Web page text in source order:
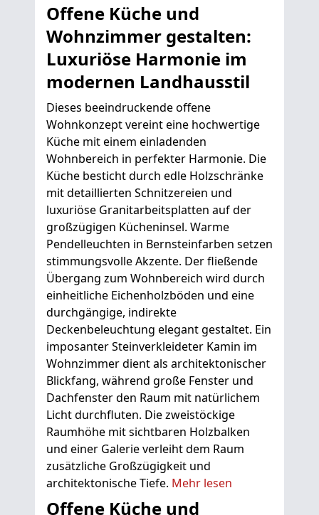
Offene Küche und
Wohnzimmer gestalten:
Luxuriöse Harmonie im
modernen Landhausstil
Dieses beeindruckende offene
Wohnkonzept vereint eine hochwertige
Küche mit einem einladenden
Wohnbereich in perfekter Harmonie. Die
Küche besticht durch edle Holzschränke
mit detaillierten Schnitzereien und
luxuriöse Granitarbeitsplatten auf der
großzügigen Kücheninsel. Warme
Pendelleuchten in Bernsteinfarben setzen
stimmungsvolle Akzente. Der fließende
Übergang zum Wohnbereich wird durch
einheitliche Eichenholzböden und eine
durchgängige, indirekte
Deckenbeleuchtung elegant gestaltet. Ein
imposanter Steinverkleideter Kamin im
Wohnzimmer dient als architektonischer
Blickfang, während große Fenster und
Dachfenster den Raum mit natürlichem
Licht durchfluten. Die zweistöckige
Raumhöhe mit sichtbaren Holzbalken
und einer Galerie verleiht dem Raum
zusätzliche Großzügigkeit und
architektonische Tiefe. Mehr lesen
Offene Küche und